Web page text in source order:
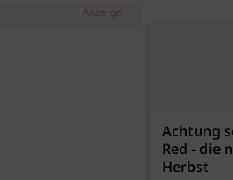
Anzeige
Achtung
Red - die
Herbst